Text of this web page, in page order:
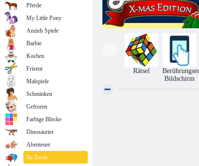
Rätsel
Bildschirm
Pferde
My Little Pony
Anzieh Spiele
Barbie
Kochen
Friseur
Malspiele
Schminken
Gefroren
Farbige Blöcke
Dinosaurier
Abenteuer
Zu Zweit